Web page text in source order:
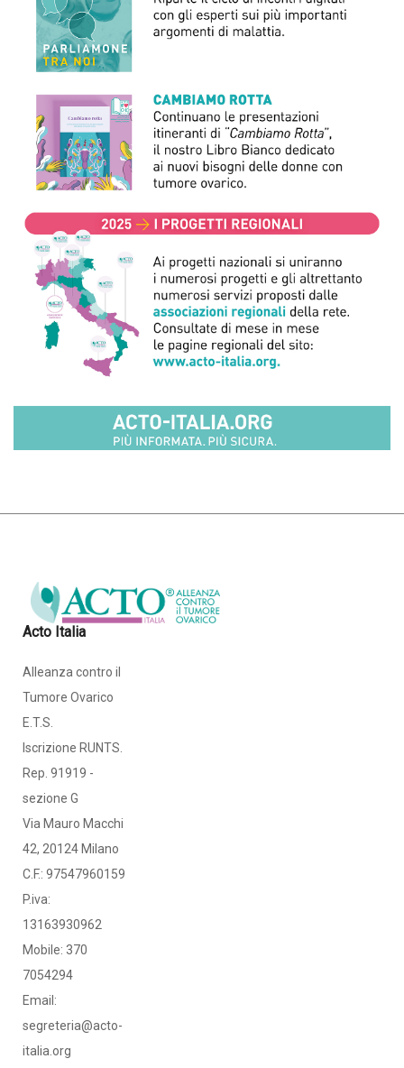
Acto Italia
Alleanza contro il
Tumore Ovarico
E.T.S.
Iscrizione RUNTS.
Rep. 91919 -
sezione G
Via Mauro Macchi
42, 20124 Milano
C.F.: 97547960159
P.iva:
13163930962
Mobile: 370
7054294
Email:
segreteria@acto-
italia.org